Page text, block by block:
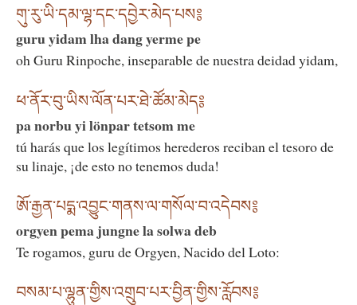
གུ་རུ་ཡི་དམ་ལྷ་དང་དབྱེར་མེད་པས༔
guru yidam lha dang yerme pe
oh Guru Rinpoche, inseparable de nuestra deidad yidam,
ཕ་ནོར་བུ་ཡིས་ལོན་པར་ཐེ་ཚོམ་མེད༔
pa norbu yi lönpar tetsom me
tú harás que los legítimos herederos reciban el tesoro de
su linaje, ¡de esto no tenemos duda!
ཨོ་རྒྱན་པདྨ་འབྱུང་གནས་ལ་གསོལ་བ་འདེབས༔
orgyen pema jungne la solwa deb
Te rogamos, guru de Orgyen, Nacido del Loto:
བསམ་པ་ལྷུན་གྱིས་འགྲུབ་པར་བྱིན་གྱིས་རློབས༔